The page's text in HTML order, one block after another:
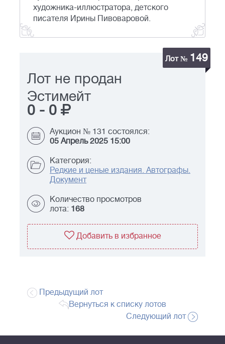
художника-иллюстратора, детского
писателя Ирины Пивоваровой.
Лот № 149
Лот не продан
Эстимейт
0 - 0
Аукцион № 131 состоялся:
05 Апрель 2025 15:00
Категория:
Редкие и ценые издания. Автографы.
Документ
Количество просмотров
лота: 168
Добавить в избранное
Предыдущий лот
Вернуться к списку лотов
Следующий лот